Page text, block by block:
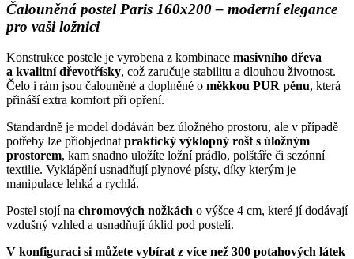
Čalouněná postel Paris 160x200 – moderní elegance
pro vaši ložnici
Konstrukce postele je vyrobena z kombinace masivního dřeva
a kvalitní dřevotřísky, což zaručuje stabilitu a dlouhou životnost.
Čelo i rám jsou čalouněné a doplněné o měkkou PUR pěnu, která
přináší extra komfort při opření.
Standardně je model dodáván bez úložného prostoru, ale v případě
potřeby lze přiobjednat praktický výklopný rošt s úložným
prostorem, kam snadno uložíte ložní prádlo, polštáře či sezónní
textilie. Vyklápění usnadňují plynové písty, díky kterým je
manipulace lehká a rychlá.
Postel stojí na chromových nožkách o výšce 4 cm, které jí dodávají
vzdušný vzhled a usnadňují úklid pod postelí.
V konfiguraci si můžete vybírat z více než 300 potahových látek